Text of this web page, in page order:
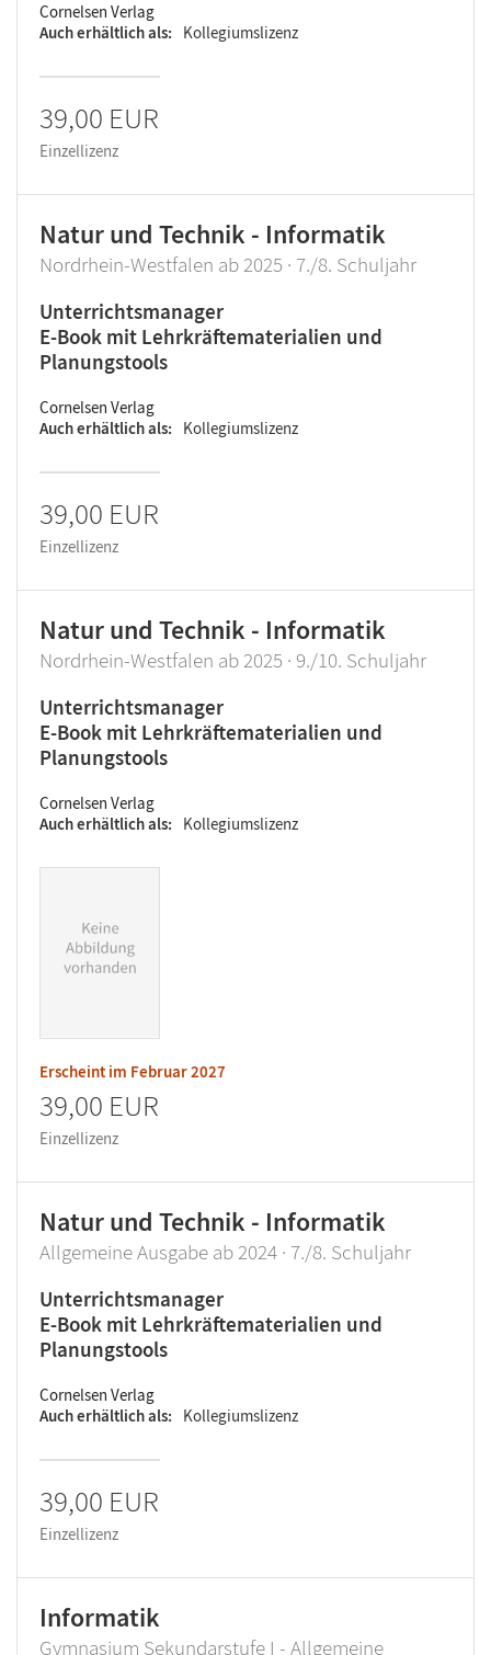
Cornelsen Verlag
Auch erhältlich als
Kollegiumslizenz
39,00 EUR
Einzellizenz
Natur und Technik - Informatik
Nordrhein-Westfalen ab 2025 · 7./8. Schuljahr
Unterrichtsmanager
E-Book mit Lehrkräftematerialien und
Planungstools
Cornelsen Verlag
Auch erhältlich als
Kollegiumslizenz
39,00 EUR
Einzellizenz
Natur und Technik - Informatik
Nordrhein-Westfalen ab 2025 · 9./10. Schuljahr
Unterrichtsmanager
E-Book mit Lehrkräftematerialien und
Planungstools
Cornelsen Verlag
Auch erhältlich als
Kollegiumslizenz
Erscheint im Februar 2027
39,00 EUR
Einzellizenz
Natur und Technik - Informatik
Allgemeine Ausgabe ab 2024 · 7./8. Schuljahr
Unterrichtsmanager
E-Book mit Lehrkräftematerialien und
Planungstools
Cornelsen Verlag
Auch erhältlich als
Kollegiumslizenz
39,00 EUR
Einzellizenz
Informatik
Gymnasium Sekundarstufe I - Allgemeine